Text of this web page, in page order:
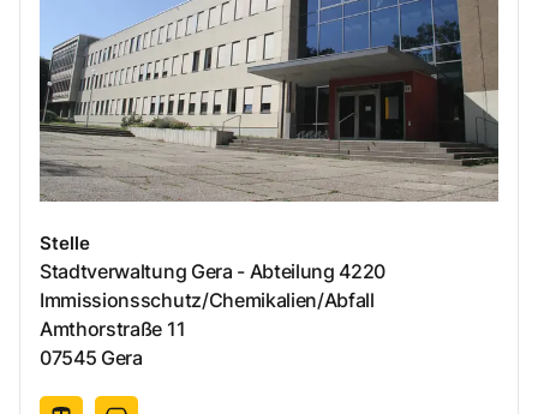
Stelle
Stadtverwaltung Gera - Abteilung 4220
Immissionsschutz/Chemikalien/Abfall
Amthorstraße 11
07545 Gera